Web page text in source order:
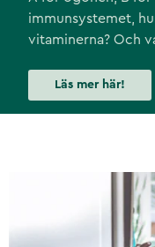
immunsystemet,
vitaminerna? Och
Läs mer här!